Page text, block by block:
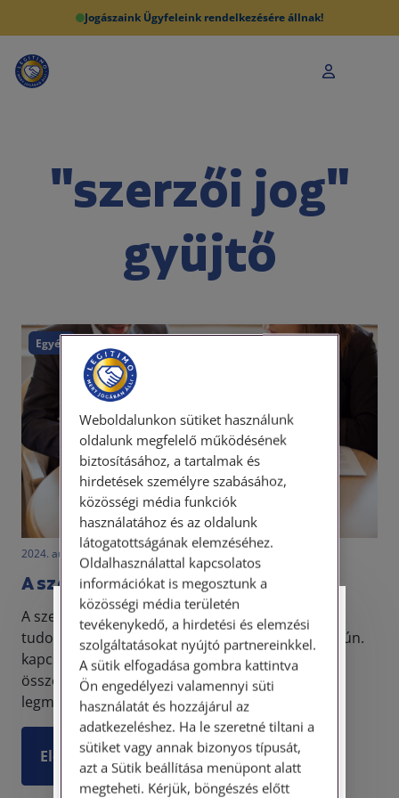
Jogászaink Ügyfeleink rendelkezésére állnak!
"szerzői jog"
gyüjtő
Egyéb
2024. augusztus 6. • dr. Szalai Krisztina
A szerzői jog alapfogalmai
A szerzői jog védelme alá tartoznak az irodalmi,
tudományos, művészeti alkotások, továbbá - az ún.
kapcsolódó jogok révén - a felhasználásukkal
összefüggő teljesítmények. A szerzői jog
legmeghatáro...
Elolvasom
Személyes ügyfélfogadás
Tisztelt Ügyfeleink!
Személyes ügyfélszolgálatunk telefonon
történő előzetes időpontegyeztetés után,
szerdai napokon érhető el.
Címünk: 1087 Budapest, Hungária körút
30/A. 8. emelet. Pontos megközelítési
Weboldalunkon sütiket használunk
oldalunk megfelelő működésének
biztosításához, a tartalmak és
hirdetések személyre szabásához,
közösségi média funkciók
használatához és az oldalunk
látogatottságának elemzéséhez.
Oldalhasználattal kapcsolatos
információkat is megosztunk a
közösségi média területén
tevékenykedő, a hirdetési és elemzési
szolgáltatásokat nyújtó partnereinkkel.
A sütik elfogadása gombra kattintva
Ön engedélyezi valamennyi süti
használatát és hozzájárul az
adatkezeléshez. Ha le szeretné tiltani a
sütiket vagy annak bizonyos típusát,
azt a Sütik beállítása menüpont alatt
megteheti. Kérjük, böngészés előtt